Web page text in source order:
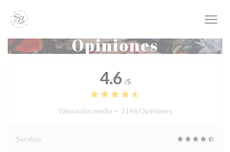
Opiniones
4.6 /5
Valoración media — 1146 Opiniones
Servicio